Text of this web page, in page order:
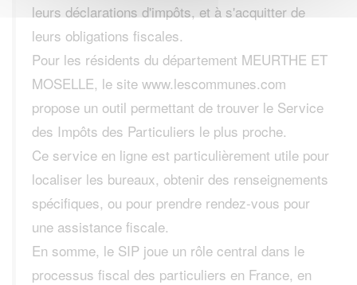
leurs déclarations d'impôts, et à s'acquitter de
leurs obligations fiscales.
Pour les résidents du département MEURTHE ET
MOSELLE, le site www.lescommunes.com
propose un outil permettant de trouver le Service
des Impôts des Particuliers le plus proche.
Ce service en ligne est particulièrement utile pour
localiser les bureaux, obtenir des renseignements
spécifiques, ou pour prendre rendez-vous pour
une assistance fiscale.
En somme, le SIP joue un rôle central dans le
processus fiscal des particuliers en France, en